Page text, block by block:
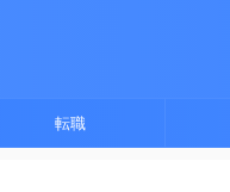
転職